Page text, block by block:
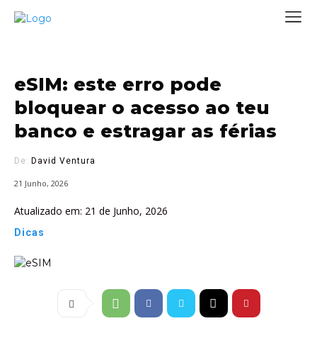
eSIM: este erro pode
bloquear o acesso ao teu
banco e estragar as férias
De: David Ventura
21 Junho, 2026
Atualizado em: 21 de Junho, 2026
Dicas